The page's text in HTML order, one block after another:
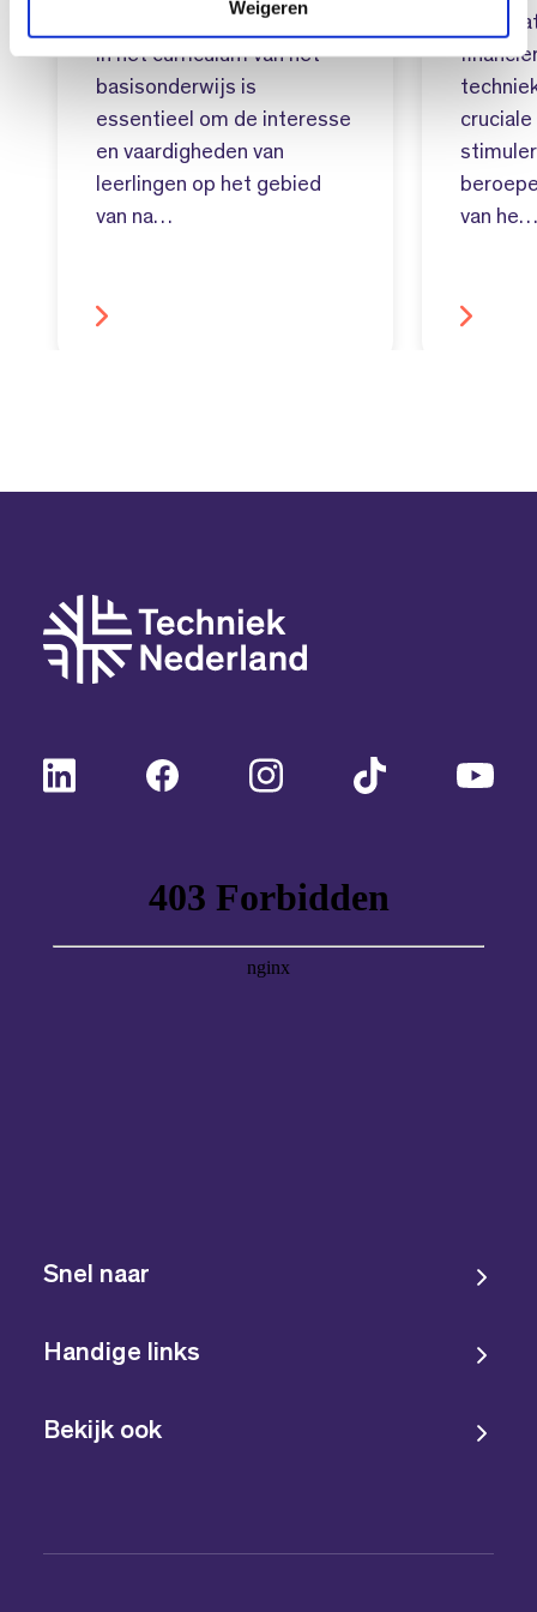
Weigeren
Het integreren van techniek
in het curriculum van het
basisonderwijs is
essentieel om de interesse
en vaardigheden van
leerlingen op het gebied
van na…
van he…
Snel naar
Handige links
Bekijk ook